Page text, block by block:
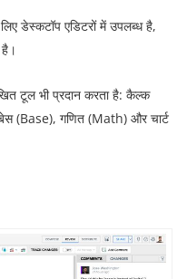
डेस्कटॉप एडिटरों में उपलब्ध है,
टूल भी प्रदान करता है: कैल्क
(Base), गणित (Math) और चार्ट